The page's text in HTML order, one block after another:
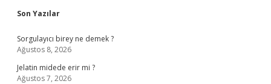
Sidebar
Son Yazılar
Sorgulayıcı birey ne demek ?
Ağustos 8, 2026
Jelatin midede erir mi ?
Ağustos 7, 2026